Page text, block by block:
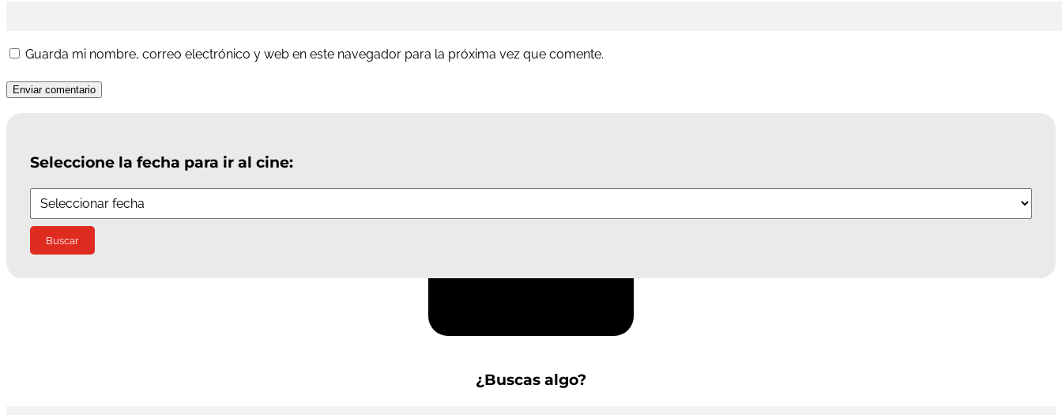
Guarda mi nombre, correo electrónico y web en este navegador para la próxima vez que comente.
Enviar comentario
Seleccione la fecha para ir al cine:
¿Buscas algo?